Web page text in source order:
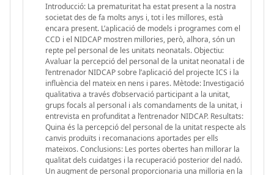
Introducció: La prematuritat ha estat present a la nostra
societat des de fa molts anys i, tot i les millores, està
encara present. L’aplicació de models i programes com el
CCD i el NIDCAP mostren millories, però, alhora, són un
repte pel personal de les unitats neonatals. Objectiu:
Avaluar la percepció del personal de la unitat neonatal i de
l’entrenador NIDCAP sobre l’aplicació del projecte ICS i la
influència del mateix en nens i pares. Mètode: Investigació
qualitativa a través d’observació participant a la unitat,
grups focals al personal i als comandaments de la unitat, i
entrevista en profunditat a l’entrenador NIDCAP. Resultats:
Quina és la percepció del personal de la unitat respecte als
canvis produïts i recomanacions aportades per ells
mateixos. Conclusions: Les portes obertes han millorar la
qualitat dels cuidatges i la recuperació posterior del nadó.
Un augment de personal proporcionaria una milloria en la